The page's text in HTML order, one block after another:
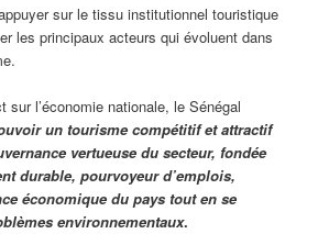
sur le tissu institutionnel touristique
les principaux acteurs qui évoluent dans
sur l’économie nationale, le Sénégal
un tourisme compétitif et attractif
vertueuse du secteur, fondée
durable, pourvoyeur d’emplois,
économique du pays tout en se
environnementaux.